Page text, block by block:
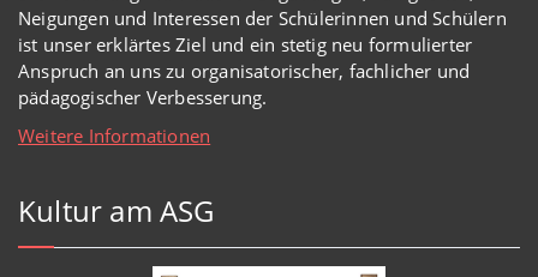
Neigungen und Interessen der Schülerinnen und Schülern
ist unser erklärtes Ziel und ein stetig neu formulierter
Anspruch an uns zu organisatorischer, fachlicher und
pädagogischer Verbesserung.
Weitere Informationen
Kultur am ASG